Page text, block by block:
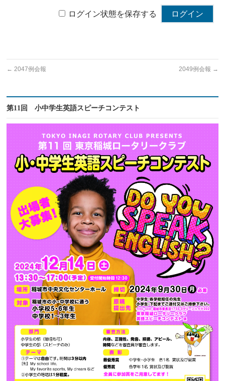
ログイン状態を保存する
← 2047例会報 2049例会報 →
第11回 小中学生英語スピーチコンテスト